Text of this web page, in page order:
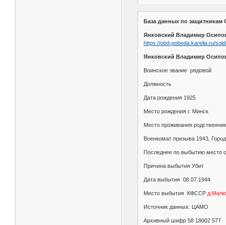
База данных по защитникам
Янковский Владимир
https://obd-pobeda.karelia.ru/
Янковский Владимир
Воинское звание рядовой
Должность
Дата рождения 1925
Место рождения г. Минск
Место проживания
Военкомат призыва 1943,
Последнее по выбытию место
Причина выбытия Убит
Дата выбытия 08.07.1944
Место выбытия КФССР
Источник данных: ЦАМО
Архивный шифр 58 18002 577